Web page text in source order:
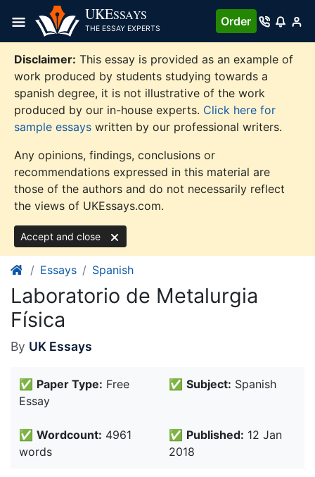
content
UKESSAYS
THE ESSAY EXPERTS
Order
Disclaimer: This essay is provided as an example of
work produced by students studying towards a
spanish degree, it is not illustrative of the work
produced by our in-house experts. Click here for
sample essays written by our professional writers.
Any opinions, findings, conclusions or
recommendations expressed in this material are
those of the authors and do not necessarily reflect
the views of UKEssays.com.
Accept and close
Essays Spanish
Laboratorio de Metalurgia
Física
By UK Essays
✅ Paper Type: Free
Essay
✅ Subject: Spanish
✅ Wordcount: 4961
words
✅ Published: 12 Jan
2018